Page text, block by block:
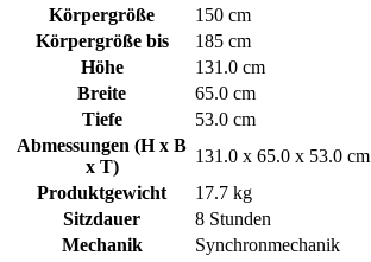
Körpergröße
150 cm
Körpergröße bis
185 cm
Höhe
131.0 cm
Breite
65.0 cm
Tiefe
53.0 cm
Abmessungen (H x B
x T)
131.0 x 65.0 x 53.0 cm
Produktgewicht
17.7 kg
Sitzdauer
8 Stunden
Mechanik
Synchronmechanik